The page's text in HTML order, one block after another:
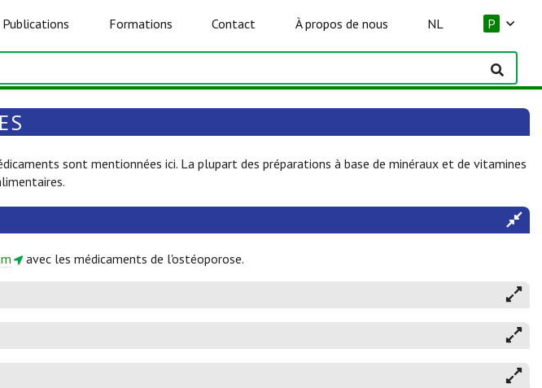
Publications Formations Contact À propos de nous NL P
sont mentionnées ici. La plupart des préparations à base de minéraux et de vitamines
avec les médicaments de l'ostéoporose.